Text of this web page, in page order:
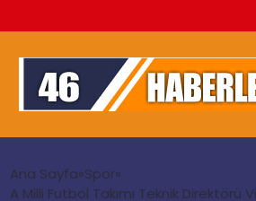
Ana Sayfa Spor
A Milli Futbol Takımı Teknik Direktörü